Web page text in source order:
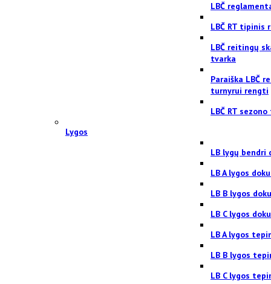
LBČ
LBČ RT tipinis
LBČ reitingų
tvarka
Paraiška LBČ
turnyrui rengti
LBČ RT
Lygos
LB lygų bendri
LB A lygos
LB B lygos
LB C lygos
LB A lygos
LB B lygos
LB C lygos